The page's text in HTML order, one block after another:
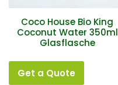
Coco House Bio King
Coconut Water 350ml
Glasflasche
Get a Quote